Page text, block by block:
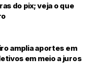
do pix; veja o que
amplia aportes em
em meio a juros